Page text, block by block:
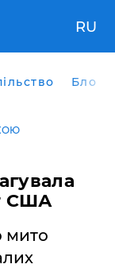
RU
Блоги
США
мито